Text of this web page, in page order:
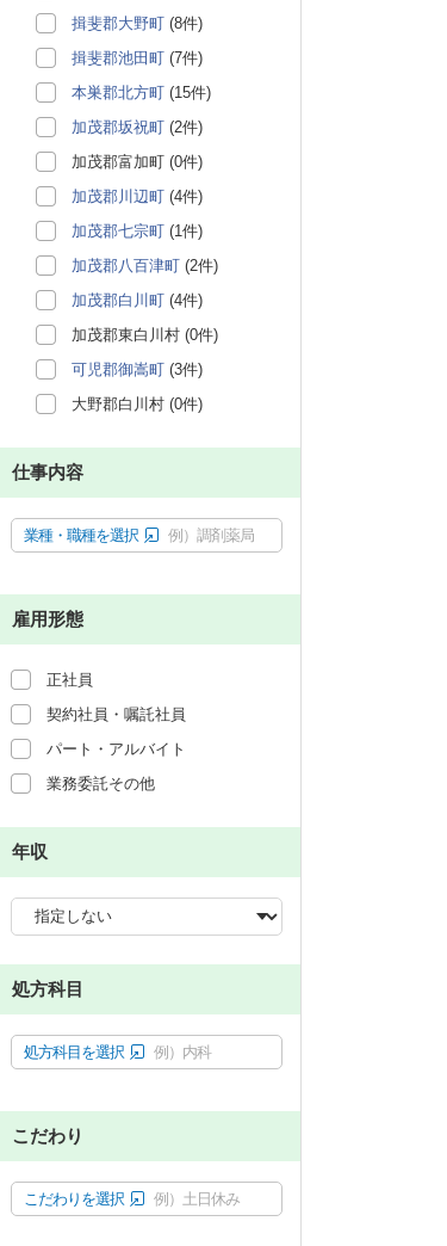
揖斐郡大野町 (8件)
揖斐郡池田町 (7件)
本巣郡北方町 (15件)
加茂郡坂祝町 (2件)
加茂郡富加町 (0件)
加茂郡川辺町 (4件)
加茂郡七宗町 (1件)
加茂郡八百津町 (2件)
加茂郡白川町 (4件)
加茂郡東白川村 (0件)
可児郡御嵩町 (3件)
大野郡白川村 (0件)
仕事内容
業種・職種を選択 例）調剤薬局
雇用形態
正社員
契約社員・嘱託社員
パート・アルバイト
業務委託その他
年収
処方科目
処方科目を選択 例）内科
こだわり
こだわりを選択 例）土日休み